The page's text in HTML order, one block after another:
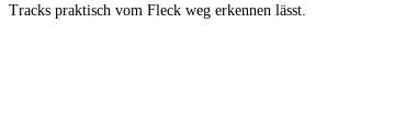
Tracks prak­tisch vom Fleck weg erken­nen lässt.